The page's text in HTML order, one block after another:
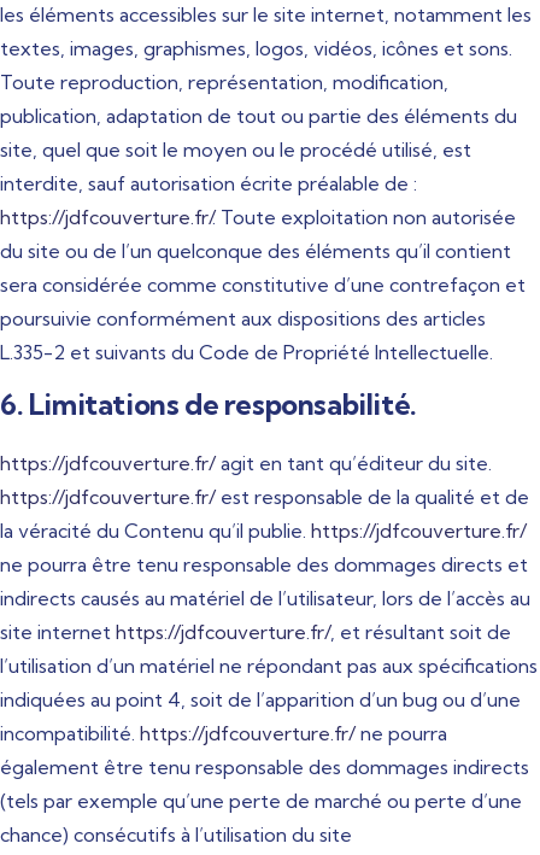
les éléments accessibles sur le site internet, notamment les
textes, images, graphismes, logos, vidéos, icônes et sons.
Toute reproduction, représentation, modification,
publication, adaptation de tout ou partie des éléments du
site, quel que soit le moyen ou le procédé utilisé, est
interdite, sauf autorisation écrite préalable de :
https://jdfcouverture.fr/. Toute exploitation non autorisée
du site ou de l’un quelconque des éléments qu’il contient
sera considérée comme constitutive d’une contrefaçon et
poursuivie conformément aux dispositions des articles
L.335-2 et suivants du Code de Propriété Intellectuelle.
6. Limitations de responsabilité.
https://jdfcouverture.fr/agit en tant qu’éditeur du site.
https://jdfcouverture.fr/est responsable de la qualité et de
la véracité du Contenu qu’il publie. https://jdfcouverture.fr/
ne pourra être tenu responsable des dommages directs et
indirects causés au matériel de l’utilisateur, lors de l’accès au
site internet https://jdfcouverture.fr/, et résultant soit de
l’utilisation d’un matériel ne répondant pas aux spécifications
indiquées au point 4, soit de l’apparition d’un bug ou d’une
incompatibilité. https://jdfcouverture.fr/ne pourra
également être tenu responsable des dommages indirects
(tels par exemple qu’une perte de marché ou perte d’une
chance) consécutifs à l’utilisation du site